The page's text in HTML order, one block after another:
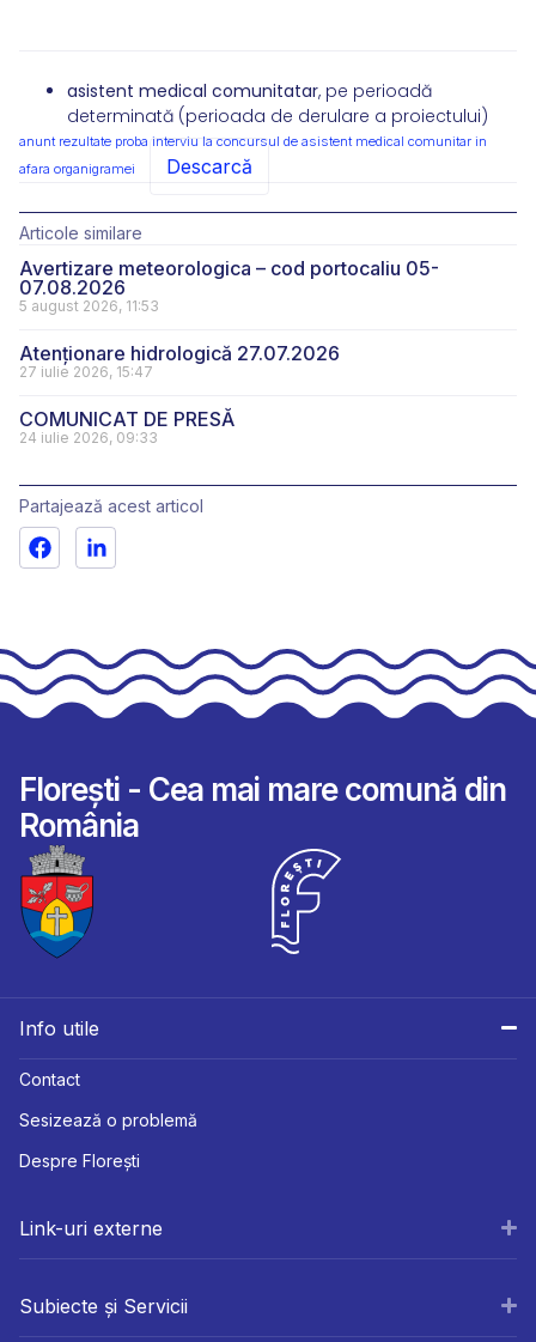
asistent medical comunitatar, pe perioadă
determinată (perioada de derulare a proiectului)
anunt rezultate proba interviu la concursul de asistent medical comunitar in
afara organigramei
Descarcă
Articole similare
Avertizare meteorologica – cod portocaliu 05-
07.08.2026
5 august 2026, 11:53
Atenționare hidrologică 27.07.2026
27 iulie 2026, 15:47
COMUNICAT DE PRESĂ
24 iulie 2026, 09:33
Partajează acest articol
Florești - Cea mai mare comună din
România
Info utile
Contact
Sesizează o problemă
Despre Florești
Link-uri externe
Subiecte și Servicii